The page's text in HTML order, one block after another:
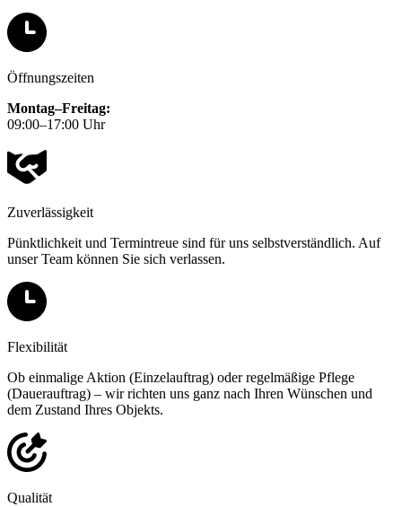
Öffnungszeiten
Montag–Freitag:
09:00–17:00 Uhr
Zuverlässigkeit
Pünktlichkeit und Termintreue sind für uns selbstverständlich. Auf
unser Team können Sie sich verlassen.
Flexibilität
Ob einmalige Aktion (Einzelauftrag) oder regelmäßige Pflege
(Dauerauftrag) – wir richten uns ganz nach Ihren Wünschen und
dem Zustand Ihres Objekts.
Qualität